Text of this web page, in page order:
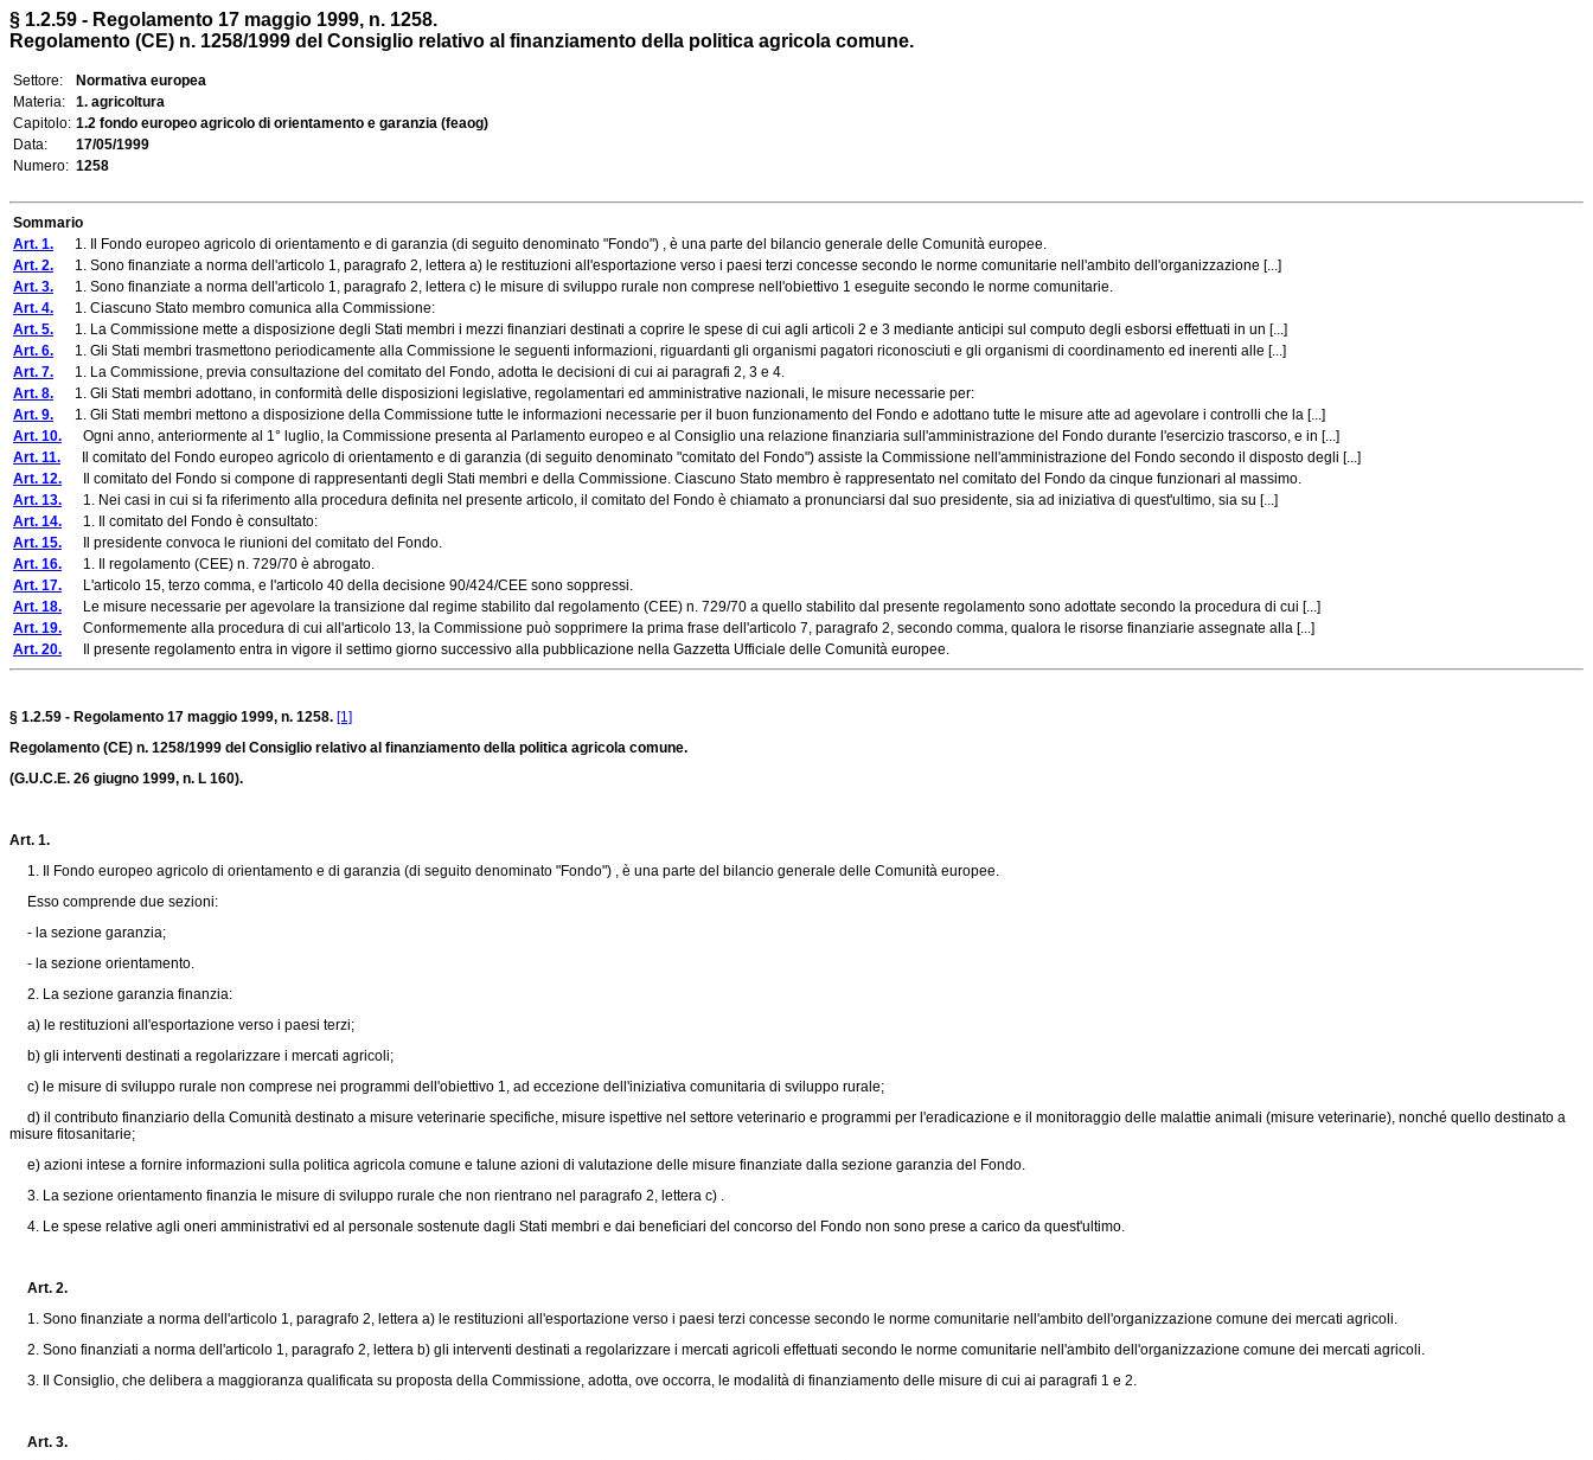
§ 1.2.59 - Regolamento 17 maggio 1999, n. 1258.
Regolamento (CE) n. 1258/1999 del Consiglio relativo al finanziamento della politica agricola comune.
Settore:
Normativa europea
Materia:
1. agricoltura
Capitolo: 1.2 fondo europeo agricolo di orientamento e garanzia (feaog)
Data:
17/05/1999
Numero: 1258
Sommario
Art. 1. 1. Il Fondo europeo agricolo di orientamento e di garanzia (di seguito denominato "Fondo") , è una parte del bilancio generale delle Comunità europee.
Art. 2. 1. Sono finanziate a norma dell'articolo 1, paragrafo 2, lettera a) le restituzioni all'esportazione verso i paesi terzi concesse secondo le norme comunitarie nell'ambito dell'organizzazione [...]
Art. 3. 1. Sono finanziate a norma dell'articolo 1, paragrafo 2, lettera c) le misure di sviluppo rurale non comprese nell'obiettivo 1 eseguite secondo le norme comunitarie.
Art. 4. 1. Ciascuno Stato membro comunica alla Commissione:
Art. 5. 1. La Commissione mette a disposizione degli Stati membri i mezzi finanziari destinati a coprire le spese di cui agli articoli 2 e 3 mediante anticipi sul computo degli esborsi effettuati in un [...]
Art. 6. 1. Gli Stati membri trasmettono periodicamente alla Commissione le seguenti informazioni, riguardanti gli organismi pagatori riconosciuti e gli organismi di coordinamento ed inerenti alle [...]
Art. 7. 1. La Commissione, previa consultazione del comitato del Fondo, adotta le decisioni di cui ai paragrafi 2, 3 e 4.
Art. 8. 1. Gli Stati membri adottano, in conformità delle disposizioni legislative, regolamentari ed amministrative nazionali, le misure necessarie per:
Art. 9. 1. Gli Stati membri mettono a disposizione della Commissione tutte le informazioni necessarie per il buon funzionamento del Fondo e adottano tutte le misure atte ad agevolare i controlli che la [...]
Art. 10. Ogni anno, anteriormente al 1° luglio, la Commissione presenta al Parlamento europeo e al Consiglio una relazione finanziaria sull'amministrazione del Fondo durante l'esercizio trascorso, e in [...]
Art. 11. Il comitato del Fondo europeo agricolo di orientamento e di garanzia (di seguito denominato "comitato del Fondo") assiste la Commissione nell'amministrazione del Fondo secondo il disposto degli [...]
Art. 12. Il comitato del Fondo si compone di rappresentanti degli Stati membri e della Commissione. Ciascuno Stato membro è rappresentato nel comitato del Fondo da cinque funzionari al massimo.
Art. 13. 1. Nei casi in cui si fa riferimento alla procedura definita nel presente articolo, il comitato del Fondo è chiamato a pronunciarsi dal suo presidente, sia ad iniziativa di quest'ultimo, sia su [...]
Art. 14. 1. Il comitato del Fondo è consultato:
Art. 15. Il presidente convoca le riunioni del comitato del Fondo.
Art. 16. 1. Il regolamento (CEE) n. 729/70 è abrogato.
Art. 17. L'articolo 15, terzo comma, e l'articolo 40 della decisione 90/424/CEE sono soppressi.
Art. 18. Le misure necessarie per agevolare la transizione dal regime stabilito dal regolamento (CEE) n. 729/70 a quello stabilito dal presente regolamento sono adottate secondo la procedura di cui [...]
Art. 19. Conformemente alla procedura di cui all'articolo 13, la Commissione può sopprimere la prima frase dell'articolo 7, paragrafo 2, secondo comma, qualora le risorse finanziarie assegnate alla [...]
Art. 20. Il presente regolamento entra in vigore il settimo giorno successivo alla pubblicazione nella Gazzetta Ufficiale delle Comunità europee.
§ 1.2.59 - Regolamento 17 maggio 1999, n. 1258. [1]
Regolamento (CE) n. 1258/1999 del Consiglio relativo al finanziamento della politica agricola comune.
(G.U.C.E. 26 giugno 1999, n. L 160).
Art. 1.
1. Il Fondo europeo agricolo di orientamento e di garanzia (di seguito denominato "Fondo") , è una parte del bilancio generale delle Comunità europee.
Esso comprende due sezioni:
- la sezione garanzia;
- la sezione orientamento.
2. La sezione garanzia finanzia:
a) le restituzioni all'esportazione verso i paesi terzi;
b) gli interventi destinati a regolarizzare i mercati agricoli;
c) le misure di sviluppo rurale non comprese nei programmi dell'obiettivo 1, ad eccezione dell'iniziativa comunitaria di sviluppo rurale;
d) il contributo finanziario della Comunità destinato a misure veterinarie specifiche, misure ispettive nel settore veterinario e programmi per l'eradicazione e il monitoraggio delle malattie animali (misure veterinarie), nonché quello destinato a
misure fitosanitarie;
e) azioni intese a fornire informazioni sulla politica agricola comune e talune azioni di valutazione delle misure finanziate dalla sezione garanzia del Fondo.
3. La sezione orientamento finanzia le misure di sviluppo rurale che non rientrano nel paragrafo 2, lettera c) .
4. Le spese relative agli oneri amministrativi ed al personale sostenute dagli Stati membri e dai beneficiari del concorso del Fondo non sono prese a carico da quest'ultimo.
Art. 2.
1. Sono finanziate a norma dell'articolo 1, paragrafo 2, lettera a) le restituzioni all'esportazione verso i paesi terzi concesse secondo le norme comunitarie nell'ambito dell'organizzazione comune dei mercati agricoli.
2. Sono finanziati a norma dell'articolo 1, paragrafo 2, lettera b) gli interventi destinati a regolarizzare i mercati agricoli effettuati secondo le norme comunitarie nell'ambito dell'organizzazione comune dei mercati agricoli.
3. Il Consiglio, che delibera a maggioranza qualificata su proposta della Commissione, adotta, ove occorra, le modalità di finanziamento delle misure di cui ai paragrafi 1 e 2.
Art. 3.